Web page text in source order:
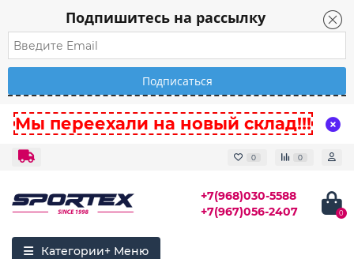
Подпишитесь на рассылку
Мы переехали на новый склад!!!
0 0
+7(968)030-5588
+7(967)056-2407
0
Категории